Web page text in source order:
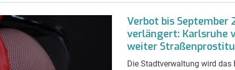
Verbot bis September
verlängert: Karlsruhe
weiter
Die Stadtverwaltung wird das